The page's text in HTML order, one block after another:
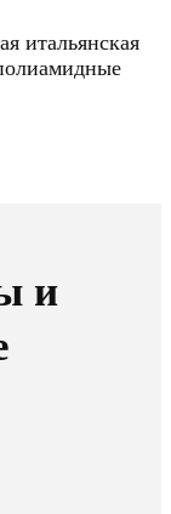
итальянская
и